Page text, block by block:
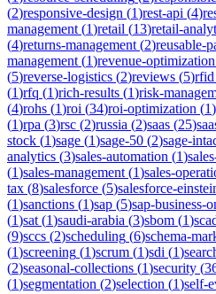
(2)responsive-design (1)rest-api (4)
management (1)retail (13)retail-
(4)returns-management (2)reusable-
management (1)revenue-optimization
(5)reverse-logistics (2)reviews (5)rfid
(1)rfq (1)rich-results (1)risk-
(4)rohs (1)roi (34)roi-optimization (1)
(1)rpa (3)rsc (2)russia (2)saas (25)
stock (1)sage (1)sage-50 (2)sage-
analytics (3)sales-automation (1)
(1)sales-management (1)sales-
tax (8)salesforce (5)salesforce-
(1)sanctions (1)sap (5)sap-business-
(1)sat (1)saudi-arabia (3)sbom (1)
(9)sccs (2)scheduling (6)schema-
(1)screening (1)scrum (1)sdi (1)
(2)seasonal-collections (1)security (
(1)segmentation (2)selection (1)self-